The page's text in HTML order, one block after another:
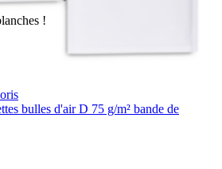
!
bulles d'air D 75 g/m² bande de